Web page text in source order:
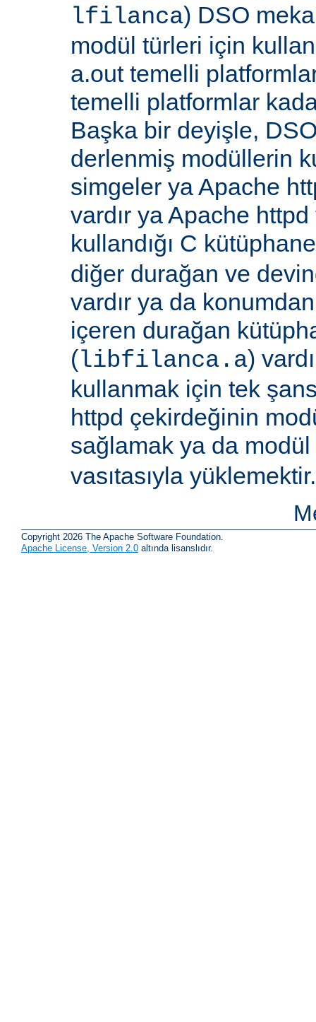
lfilanca) DSO
modül türleri için
a.out temelli
temelli platformlar
Başka bir deyişle,
derlenmiş modüllerin
simgeler ya Apache
vardır ya Apache
kullandığı C
diğer durağan ve
vardır ya da
içeren durağan
(libfilanca.a)
kullanmak için tek
httpd çekirdeğinin
sağlamak ya da
vasıtasıyla yüklemektir.
Copyright 2026 The Apache Software Foundation.
Apache License, Version 2.0 altında lisanslıdır.